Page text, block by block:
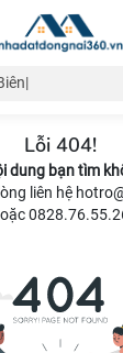
Lỗi 404!
dung bạn tìm
liên hệ